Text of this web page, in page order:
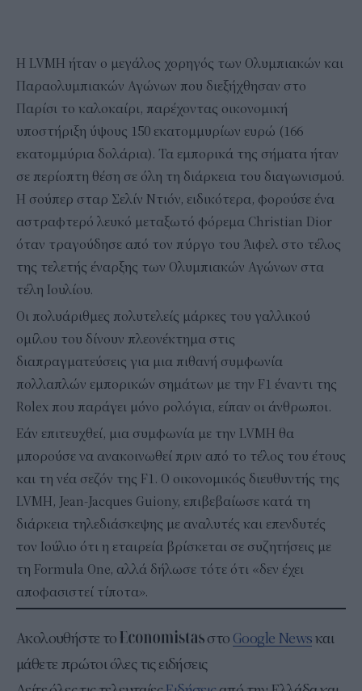
Η LVMH ήταν ο μεγάλος χορηγός των Ολυμπιακών και
Παραολυμπιακών Αγώνων που διεξήχθησαν στο
Παρίσι το καλοκαίρι, παρέχοντας οικονομική
υποστήριξη ύψους 150 εκατομμυρίων ευρώ (166
εκατομμύρια δολάρια). Τα εμπορικά της σήματα ήταν
σε περίοπτη θέση σε όλη τη διάρκεια του διαγωνισμού.
Η σούπερ σταρ Σελίν Ντιόν, ειδικότερα, φορούσε ένα
αστραφτερό λευκό μεταξωτό φόρεμα Christian Dior
όταν τραγούδησε από τον πύργο του Άιφελ στο τέλος
της τελετής έναρξης των Ολυμπιακών Αγώνων στα
τέλη Ιουλίου.
Οι πολυάριθμες πολυτελείς μάρκες του γαλλικού
ομίλου του δίνουν πλεονέκτημα στις
διαπραγματεύσεις για μια πιθανή συμφωνία
πολλαπλών εμπορικών σημάτων με την F1 έναντι της
Rolex που παράγει μόνο ρολόγια, είπαν οι άνθρωποι.
Εάν επιτευχθεί, μια συμφωνία με την LVMH θα
μπορούσε να ανακοινωθεί πριν από το τέλος του έτους
και τη νέα σεζόν της F1. Ο οικονομικός διευθυντής της
LVMH, Jean-Jacques Guiony, επιβεβαίωσε κατά τη
διάρκεια τηλεδιάσκεψης με αναλυτές και επενδυτές
τον Ιούλιο ότι η εταιρεία βρίσκεται σε συζητήσεις με
τη Formula One, αλλά δήλωσε τότε ότι «δεν έχει
αποφασιστεί τίποτα».
Ακολουθήστε το στο Google Newsκαι
μάθετε πρώτοι όλες τις ειδήσεις